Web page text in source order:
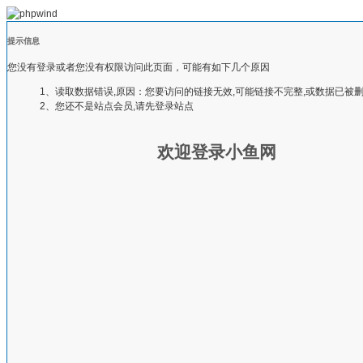
提示信息
您没有登录或者您没有权限访问此页面，可能有如下几个原因
1、读取数据错误,原因：您要访问的链接无效,可能链接不完整,或数据已被
2、您还不是站点会员,请先登录站点
欢迎登录小鱼网